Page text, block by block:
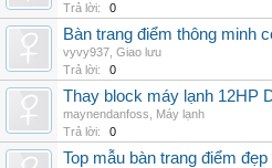
Trả lời:
0
Bàn trang điểm thông minh
vyvy937 Giao lưu
Trả lời:
0
Thay block máy lạnh 12HP
maynendanfoss
Máy lạnh
Trả lời:
0
Top mẫu bàn trang điểm